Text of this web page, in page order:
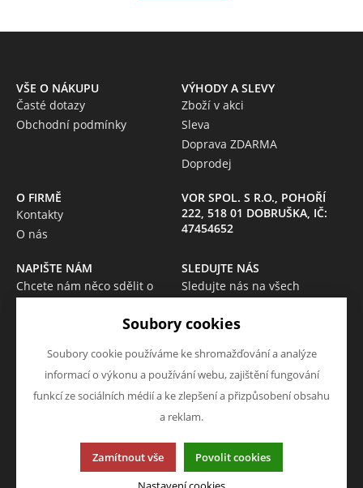
VŠE O NÁKUPU
Časté dotazy
Obchodní podmínky
VÝHODY A SLEVY
Zboží v akci
Sleva
Doprava ZDARMA
Doprodej
O FIRMĚ
Kontakty
O nás
VOR SPOL. S R.O., POHOŘÍ
222, 518 01 DOBRUŠKA, IČ:
47454652
NAPIŠTE NÁM
Chcete nám něco sdělit o
shopu? Neváhejte napsat.
Chci napsat zprávu
SLEDUJTE NÁS
Sledujte nás na všech
neunikne!
Tato stránka používá soubory cookies. Klikněte pro více
© 2013-2026 Internetový obchod VOR-OPRAVELEKTRO
Soubory cookies
Soubory cookie používáme ke shromažďování a analýze
informací o výkonu a používání webu, zajištění fungování
funkcí ze sociálních médií a ke zlepšení a přizpůsobení obsahu
a reklam.
Zamítnout vše Povolit cookies